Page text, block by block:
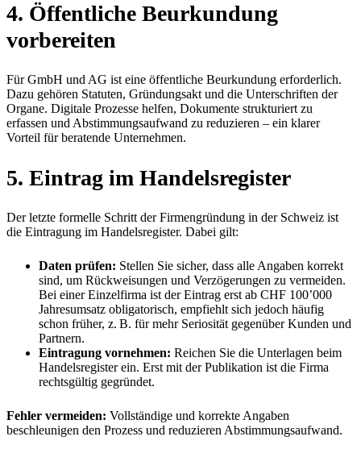
4. Öffentliche Beurkundung
vorbereiten
Für GmbH und AG ist eine öffentliche Beurkundung erforderlich.
Dazu gehören Statuten, Gründungsakt und die Unterschriften der
Organe. Digitale Prozesse helfen, Dokumente strukturiert zu
erfassen und Abstimmungsaufwand zu reduzieren – ein klarer
Vorteil für beratende Unternehmen.
5. Eintrag im Handelsregister
Der letzte formelle Schritt der Firmengründung in der Schweiz ist
die Eintragung im Handelsregister. Dabei gilt:
Daten prüfen: Stellen Sie sicher, dass alle Angaben korrekt
sind, um Rückweisungen und Verzögerungen zu vermeiden.
Bei einer Einzelfirma ist der Eintrag erst ab CHF 100’000
Jahresumsatz obligatorisch, empfiehlt sich jedoch häufig
schon früher, z. B. für mehr Seriosität gegenüber Kunden und
Partnern.
Eintragung vornehmen: Reichen Sie die Unterlagen beim
Handelsregister ein. Erst mit der Publikation ist die Firma
rechtsgültig gegründet.
Fehler vermeiden: Vollständige und korrekte Angaben
beschleunigen den Prozess und reduzieren Abstimmungsaufwand.